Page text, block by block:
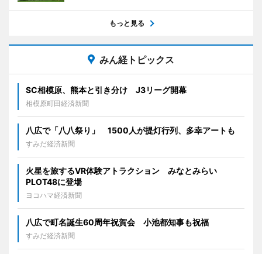
もっと見る
みん経トピックス
SC相模原、熊本と引き分け J3リーグ開幕
相模原町田経済新聞
八広で「八八祭り」 1500人が提灯行列、多幸アートも
すみだ経済新聞
火星を旅するVR体験アトラクション みなとみらい
PLOT48に登場
ヨコハマ経済新聞
八広で町名誕生60周年祝賀会 小池都知事も祝福
すみだ経済新聞